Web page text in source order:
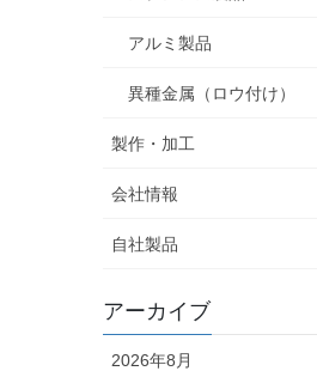
アルミ製品
異種金属（ロウ付け）
製作・加工
会社情報
自社製品
アーカイブ
2026年8月